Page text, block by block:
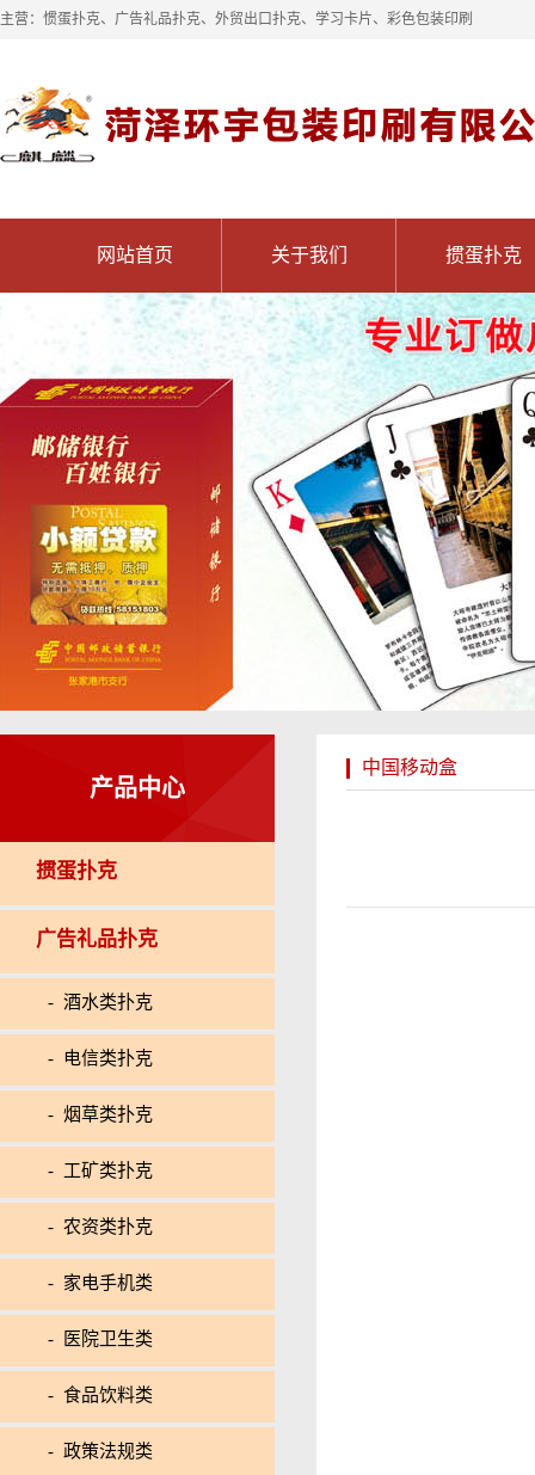
主营：惯蛋扑克、广告礼品扑克、外贸出口扑克、学习卡片、彩色包装印刷
网站首页 关于我们 掼蛋扑克
产品中心
掼蛋扑克
广告礼品扑克
- 酒水类扑克
- 电信类扑克
- 烟草类扑克
- 工矿类扑克
- 农资类扑克
- 家电手机类
- 医院卫生类
- 食品饮料类
- 政策法规类
中国移动盒